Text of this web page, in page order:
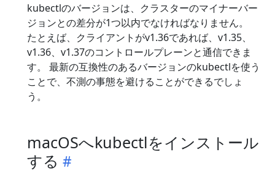
kubectlのバージョンは、クラスターのマイナーバー
ジョンとの差分が1つ以内でなければなりません。
たとえば、クライアントがv1.36であれば、v1.35、
v1.36、v1.37のコントロールプレーンと通信できま
す。 最新の互換性のあるバージョンのkubectlを使う
ことで、不測の事態を避けることができるでしょ
う。
macOSへkubectlをインストール
する